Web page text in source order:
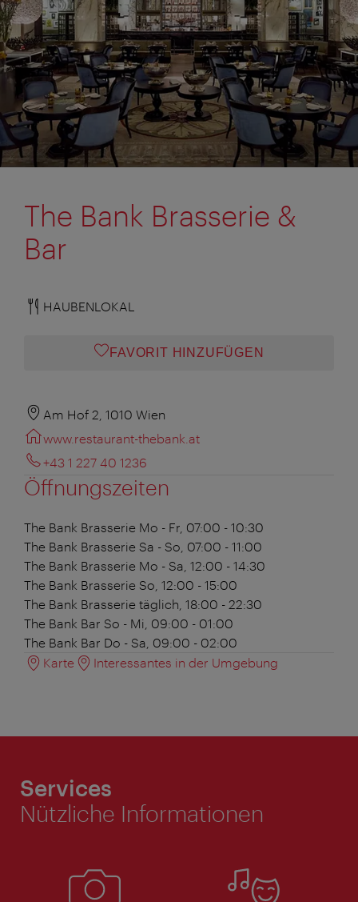
The Bank Brasserie &
Bar
HAUBENLOKAL
FAVORIT HINZUFÜGEN
Am Hof 2, 1010 Wien
www.restaurant-thebank.at
+43 1 227 40 1236
Öffnungszeiten
The Bank Brasserie Mo - Fr, 07:00 - 10:30
The Bank Brasserie Sa - So, 07:00 - 11:00
The Bank Brasserie Mo - Sa, 12:00 - 14:30
The Bank Brasserie So, 12:00 - 15:00
The Bank Brasserie täglich, 18:00 - 22:30
The Bank Bar So - Mi, 09:00 - 01:00
The Bank Bar Do - Sa, 09:00 - 02:00
Karte
Interessantes in der Umgebung
Services
Nützliche Informationen